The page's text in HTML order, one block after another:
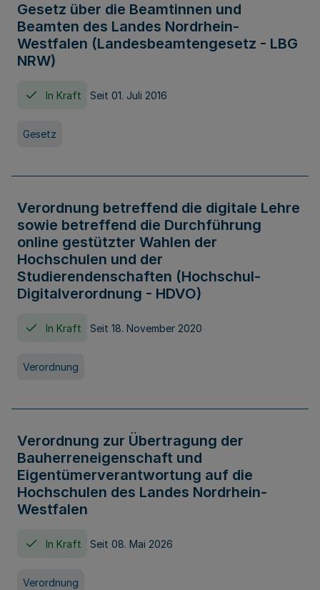
Gesetz über die Beamtinnen und
Beamten des Landes Nordrhein-
Westfalen (Landesbeamtengesetz - LBG
NRW)
In Kraft Seit 01. Juli 2016
Gesetz
Verordnung betreffend die digitale Lehre
sowie betreffend die Durchführung
online gestützter Wahlen der
Hochschulen und der
Studierendenschaften (Hochschul-
Digitalverordnung - HDVO)
In Kraft Seit 18. November 2020
Verordnung
Verordnung zur Übertragung der
Bauherreneigenschaft und
Eigentümerverantwortung auf die
Hochschulen des Landes Nordrhein-
Westfalen
In Kraft Seit 08. Mai 2026
Verordnung